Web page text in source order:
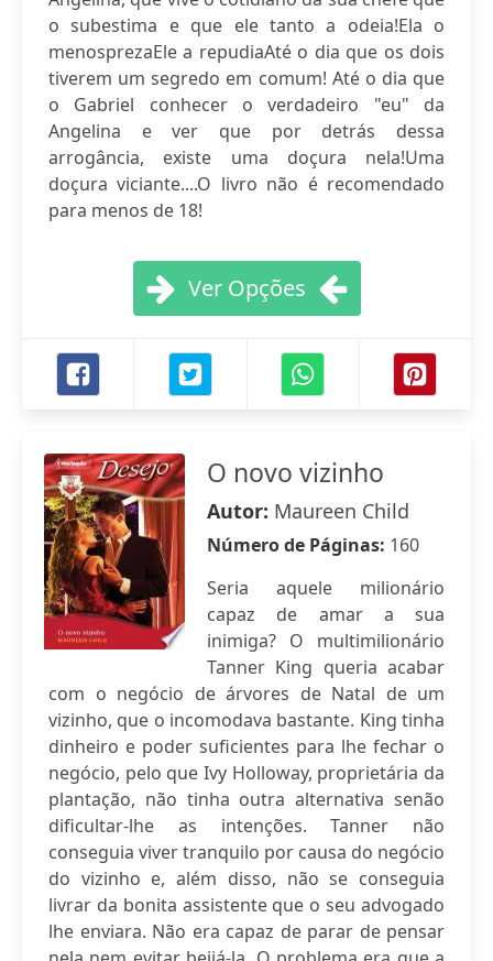
o subestima e que ele tanto a odeia!Ela o
menosprezaEle a repudiaAté o dia que os dois
tiverem um segredo em comum! Até o dia que
o Gabriel conhecer o verdadeiro "eu" da
Angelina e ver que por detrás dessa
arrogância, existe uma doçura nela!Uma
doçura viciante....O livro não é recomendado
para menos de 18!
Ver Opções
O novo vizinho
Autor: Maureen Child
Número de Páginas: 160
Seria aquele milionário
capaz de amar a sua
inimiga? O multimilionário
Tanner King queria acabar
com o negócio de árvores de Natal de um
vizinho, que o incomodava bastante. King tinha
dinheiro e poder suficientes para lhe fechar o
negócio, pelo que Ivy Holloway, proprietária da
plantação, não tinha outra alternativa senão
dificultar-lhe as intenções. Tanner não
conseguia viver tranquilo por causa do negócio
do vizinho e, além disso, não se conseguia
livrar da bonita assistente que o seu advogado
lhe enviara. Não era capaz de parar de pensar